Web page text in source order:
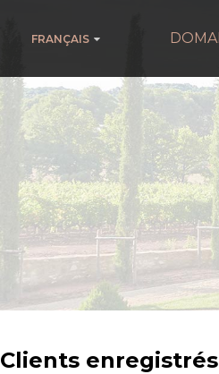
FRANÇAIS
Clients enregistrés